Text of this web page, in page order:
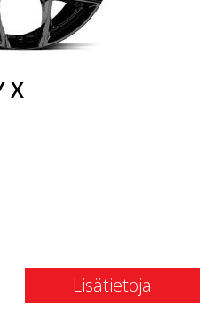
X
Lisätietoja